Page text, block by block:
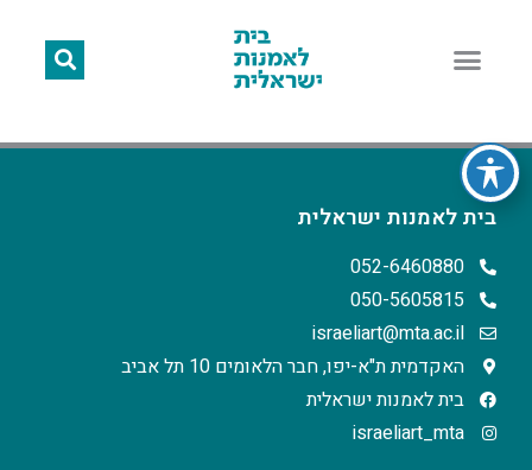
בית לאמנות ישראלית
052-6460880
050-5605815
israeliart@mta.ac.il
האקדמית ת"א-יפו, חבר הלאומים 10 תל אביב
בית לאמנות ישראלית
israeliart_mta